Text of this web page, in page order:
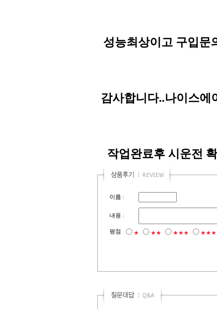
성능최상이고 구입문
감사합니다..나이스
작업완료후 시운전
이름 :
내용 :
평점 ★ ★★ ★★★